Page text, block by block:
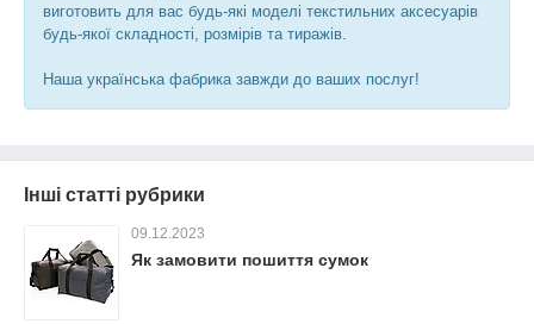
виготовить для вас будь-які моделі текстильних аксесуарів
будь-якої складності, розмірів та тиражів.
Наша українська фабрика завжди до ваших послуг!
Інші статті рубрики
09.12.2023
Як замовити пошиття сумок